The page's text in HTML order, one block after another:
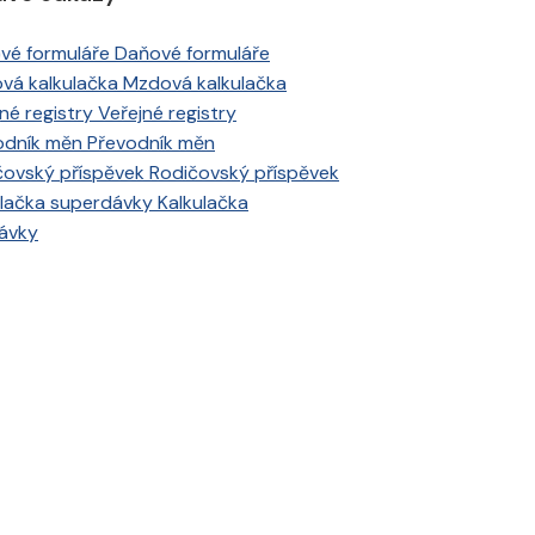
Daňové formuláře
Mzdová kalkulačka
Veřejné registry
Převodník měn
Rodičovský příspěvek
Kalkulačka